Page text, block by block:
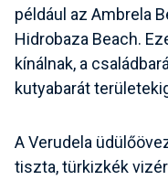
például az Ambrela
Hidrobaza Beach.
kínálnak, a
kutyabarát
A Verudela
tiszta, türkizkék